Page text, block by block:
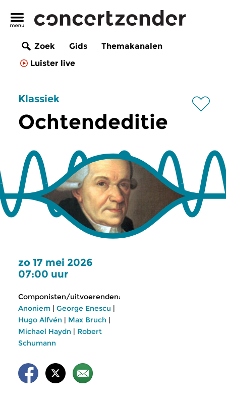
Zoek Gids
Themakanalen
Luister live
Klassiek
Ochtendeditie
zo 17 mei 2026
07:00 uur
Componisten/uitvoerenden:
Anoniem | George Enescu |
Hugo Alfvén | Max Bruch |
Michael Haydn | Robert
Schumann